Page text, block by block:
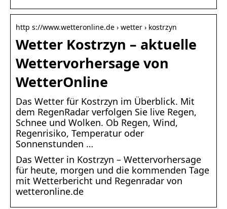
http s://www.wetteronline.de › wetter › kostrzyn
Wetter Kostrzyn – aktuelle
Wettervorhersage von
WetterOnline
Das Wetter für Kostrzyn im Überblick. Mit
dem RegenRadar verfolgen Sie live Regen,
Schnee und Wolken. Ob Regen, Wind,
Regenrisiko, Temperatur oder
Sonnenstunden …
Das Wetter in Kostrzyn – Wettervorhersage
für heute, morgen und die kommenden Tage
mit Wetterbericht und Regenradar von
wetteronline.de